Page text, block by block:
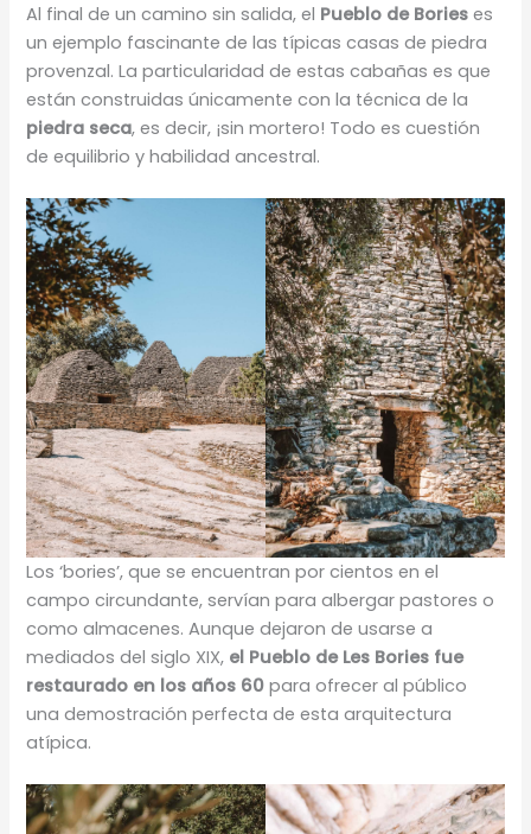
Al final de un camino sin salida, el Pueblo de Bories es
un ejemplo fascinante de las típicas casas de piedra
provenzal. La particularidad de estas cabañas es que
están construidas únicamente con la técnica de la
piedra seca, es decir, ¡sin mortero! Todo es cuestión
de equilibrio y habilidad ancestral.
Los ‘bories’, que se encuentran por cientos en el
campo circundante, servían para albergar pastores o
como almacenes. Aunque dejaron de usarse a
mediados del siglo XIX, el Pueblo de Les Bories fue
restaurado en los años 60 para ofrecer al público
una demostración perfecta de esta arquitectura
atípica.